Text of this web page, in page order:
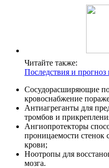
Читайте также:
Последствия и
Сосудорасширяющие
кровоснабжение
Антиагреганты для
тромбов и
Ангиопротекторы
проницаемости
крови;
Ноотропы для
мозга.